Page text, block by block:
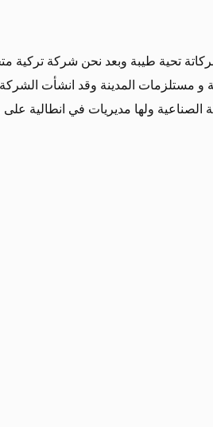
تحية طيبة وبعد نحن شركة تركية
الصناعية ولها مديريات في انطالية